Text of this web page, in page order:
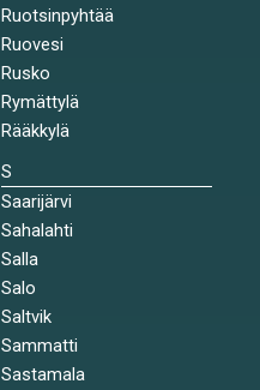
Ruotsinpyhtää
Ruovesi
Rusko
Rymättylä
Rääkkylä
S
Saarijärvi
Sahalahti
Salla
Salo
Saltvik
Sammatti
Sastamala